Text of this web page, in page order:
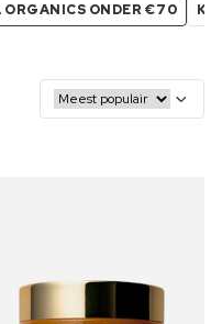
ORGANICS ONDER €70